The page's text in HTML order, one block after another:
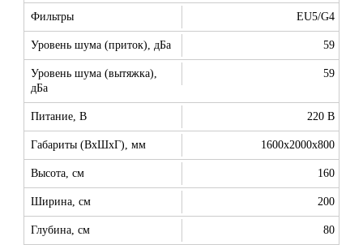
Фильтры EU5/G4
Уровень шума (приток), дБа 59
Уровень шума (вытяжка),
дБа
59
Питание, В 220 В
Габариты (ВхШхГ), мм 1600x2000x800
Высота, см 160
Ширина, см 200
Глубина, см 80